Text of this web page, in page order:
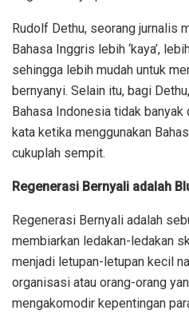
Rudolf Dethu, seorang jurnalis
Bahasa Inggris lebih ‘kaya’,
sehingga lebih mudah untuk
bernyanyi. Selain itu, bagi
Bahasa Indonesia tidak
kata ketika menggunakan
cukuplah sempit.
Regenerasi Bernyali adalah
Regenerasi Bernyali adalah
membiarkan ledakan-ledakan
menjadi letupan-letupan kecil
organisasi atau orang-orang
mengakomodir kepentingan